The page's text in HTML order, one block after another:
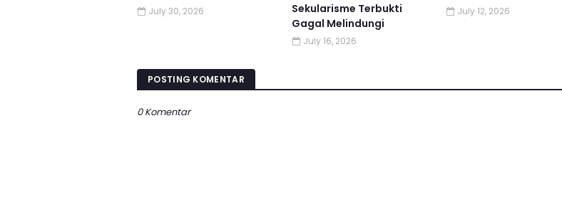
July 30, 2026
Sekularisme Terbukti
Gagal Melindungi
July 16, 2026
July 12, 2026
POSTING KOMENTAR
0 Komentar